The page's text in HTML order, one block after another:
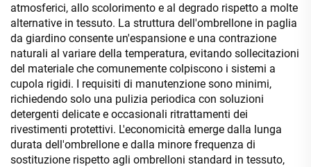
atmosferici, allo scolorimento e al degrado rispetto a molte
alternative in tessuto. La struttura dell'ombrellone in paglia
da giardino consente un'espansione e una contrazione
naturali al variare della temperatura, evitando sollecitazioni
del materiale che comunemente colpiscono i sistemi a
cupola rigidi. I requisiti di manutenzione sono minimi,
richiedendo solo una pulizia periodica con soluzioni
detergenti delicate e occasionali ritrattamenti dei
rivestimenti protettivi. L'economicità emerge dalla lunga
durata dell'ombrellone e dalla minore frequenza di
sostituzione rispetto agli ombrelloni standard in tessuto,